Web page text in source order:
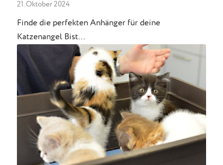
21. Oktober 2024
Finde die perfekten Anhänger für deine
Katzenangel Bist…